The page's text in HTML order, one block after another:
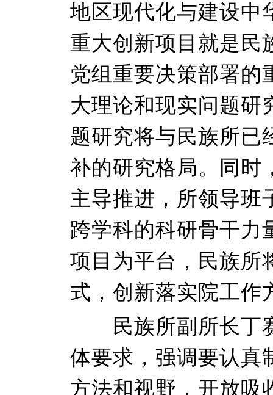
地区现代化与建设中
重大创新项目就是民
党组重要决策部署的
大理论和现实问题研
题研究将与民族所已
补的研究格局。同时
主导推进，所领导班
跨学科的科研骨干力
项目为平台，民族所
式，创新落实院工作
民族所副所长丁
体要求，强调要认真
方法和视野，开放吸